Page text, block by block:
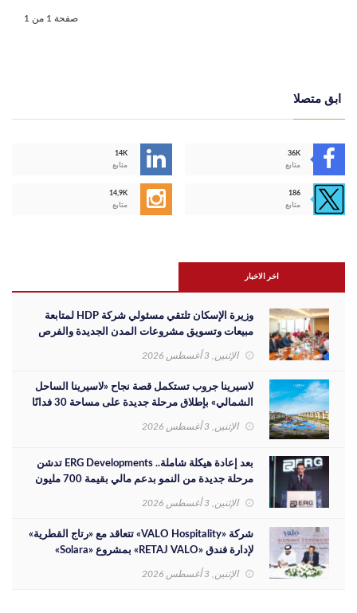
صفحة 1 من 1
ابق متصلا
14K
متابع
36K
متابع
14,9K
متابع
186
متابع
اخر الاخبار
وزيرة الإسكان تلتقي مسئولي شركة HDP لمتابعة
مبيعات وتسويق مشروعات المدن الجديدة والفرص
الإثنين, 3 أغسطس 2026
لاسيرينا جروب تستكمل قصة نجاح «لاسيرينا الساحل
الشمالي» بإطلاق مرحلة جديدة على مساحة 30 فدانًا
الإثنين, 3 أغسطس 2026
بعد إعادة هيكلة شاملة.. ERG Developments تدشن
مرحلة جديدة من النمو بدعم مالي بقيمة 700 مليون
الإثنين, 3 أغسطس 2026
شركة «VALO Hospitality» تتعاقد مع «رتاج القطرية»
لإدارة فندق «RETAJ VALO» بمشروع «Solara»
الإثنين, 3 أغسطس 2026